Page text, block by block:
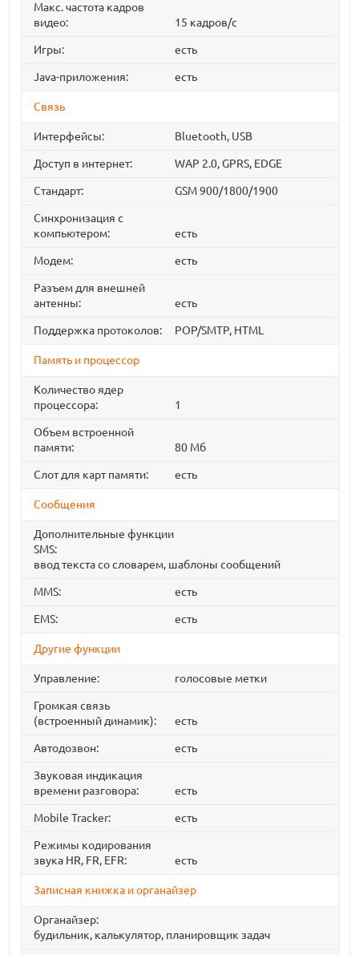
Макс. частота кадров
видео:
15 кадров/с
Игры: есть
Java-приложения: есть
Связь
Интерфейсы: Bluetooth, USB
Доступ в интернет: WAP 2.0, GPRS, EDGE
Стандарт: GSM 900/1800/1900
Синхронизация с
компьютером:
есть
Модем: есть
Разъем для внешней
антенны:
есть
Поддержка протоколов: POP/SMTP, HTML
Память и процессор
Количество ядер
процессора:
1
Объем встроенной
памяти:
80 Мб
Слот для карт памяти: есть
Сообщения
Дополнительные функции
SMS:
ввод текста со словарем, шаблоны сообщений
MMS: есть
EMS: есть
Другие функции
Управление: голосовые метки
Громкая связь
(встроенный динамик):
есть
Автодозвон: есть
Звуковая индикация
времени разговора:
есть
Mobile Tracker: есть
Режимы кодирования
звука HR, FR, EFR:
есть
Записная книжка и органайзер
Органайзер:
будильник, калькулятор, планировщик задач